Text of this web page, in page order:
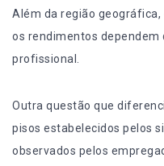
Além da região
os rendimentos dependem
profissional.
Outra questão que
pisos estabelecidos pelos
observados pelos